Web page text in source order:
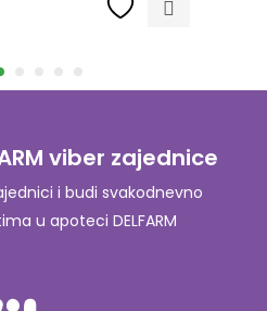
viber zajednice
i budi svakodnevno
u apoteci DELFARM